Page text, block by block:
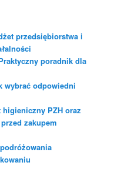
przedsiębiorstwa i
poradnik dla
wybrać odpowiedni
PZH oraz
zakupem